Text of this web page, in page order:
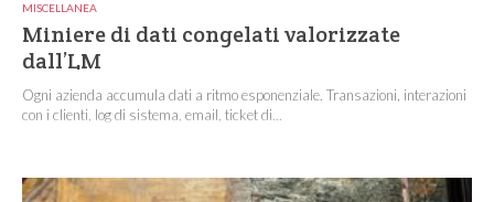
MISCELLANEA
Miniere di dati congelati valorizzate
dall’LM
Ogni azienda accumula dati a ritmo esponenziale. Transazioni, interazioni
con i clienti, log di sistema, email, ticket di...